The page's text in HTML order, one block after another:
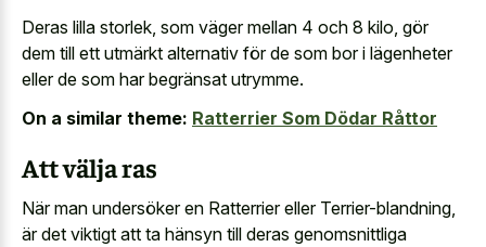
Deras lilla storlek, som väger mellan 4 och 8 kilo, gör
dem till ett utmärkt alternativ för de som bor i lägenheter
eller de som har begränsat utrymme.
On a similar theme: Ratterrier Som Dödar Råttor
Att välja ras
När man undersöker en Ratterrier eller Terrier-blandning,
är det viktigt att ta hänsyn till deras genomsnittliga